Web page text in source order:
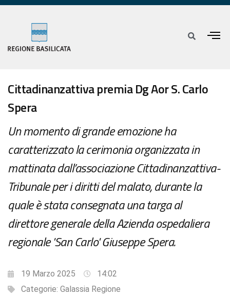
Cittadinanzattiva premia Dg Aor S. Carlo
Spera
Un momento di grande emozione ha
caratterizzato la cerimonia organizzata in
mattinata dall’associazione Cittadinanzattiva-
Tribunale per i diritti del malato, durante la
quale è stata consegnata una targa al
direttore generale della Azienda ospedaliera
regionale 'San Carlo' Giuseppe Spera.
19 Marzo 2025
14:02
Categorie: Galassia Regione